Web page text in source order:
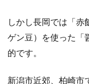
しかし長岡では「赤
ゲン豆）を使った「
的です。
新潟市近郊、柏崎市